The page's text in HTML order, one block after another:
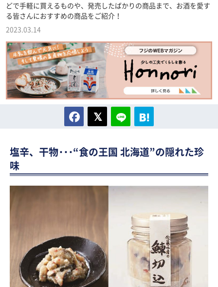
どで手軽に買えるものや、発売したばかりの商品まで、お酒を愛す
る皆さんにおすすめの商品をご紹介！
2023.03.14
塩辛、干物･･･“食の王国 北海道”の隠れた珍
味